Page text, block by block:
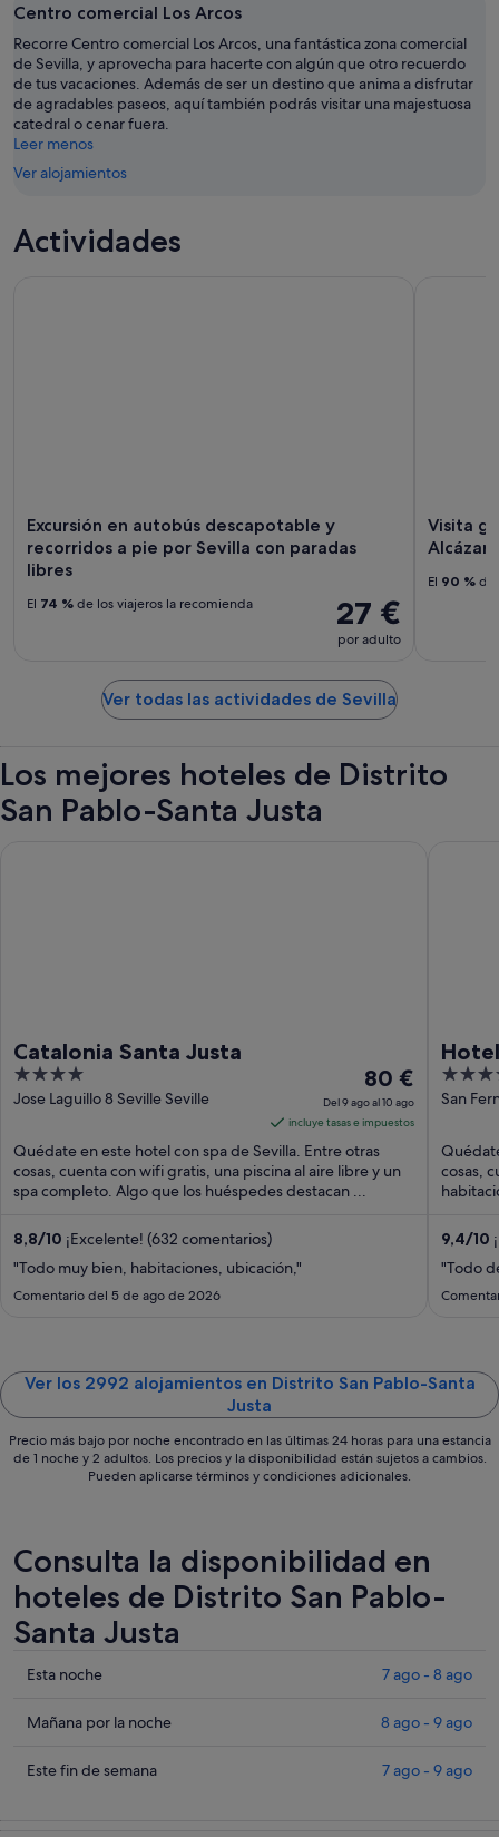
Centro comercial Los Arcos
Recorre Centro comercial Los Arcos, una fantástica zona comercial
de Sevilla, y aprovecha para hacerte con algún que otro recuerdo
de tus vacaciones. Además de ser un destino que anima a disfrutar
de agradables paseos, aquí también podrás visitar una majestuosa
catedral o cenar fuera.
Leer menos
Ver alojamientos
Actividades
Excursión en autobús descapotable y
recorridos a pie por Sevilla con paradas
libres
27 €
por adulto
El 74 % de los viajeros la recomienda
Visita
Alcázar
El 90 % de
Ver todas las actividades de Sevilla
Los mejores hoteles de Distrito
San Pablo-Santa Justa
Catalonia Santa Justa
4
out
5
Jose Laguillo 8 Seville Seville
El
precio
es
de
80 €
por
80 €
Del 9 ago al 10 ago
incluye tasas e impuestos
Quédate en este hotel con spa de Sevilla. Entre otras
cosas, cuenta con wifi gratis, una piscina al aire libre y un
spa completo. Algo que los huéspedes destacan ...
8,8/10 ¡Excelente! (632 comentarios)
"Todo muy bien, habitaciones, ubicación,"
Comentario del 5 de ago de 2026
5
out
5
San
cosas,
9,4/10
"Todo
Ver los 2992 alojamientos en Distrito San Pablo-Santa
Justa
Precio más bajo por noche encontrado en las últimas 24 horas para una estancia
de 1 noche y 2 adultos. Los precios y la disponibilidad están sujetos a cambios.
Pueden aplicarse términos y condiciones adicionales.
Consulta la disponibilidad en
hoteles de Distrito San Pablo-
Santa Justa
Comprueba
precios
Distrito
Esta noche 7 ago - 8 ago
Comprueba
precios
Mañana por la noche 8 ago - 9 ago
Comprueba
Este fin de semana 7 ago - 9 ago